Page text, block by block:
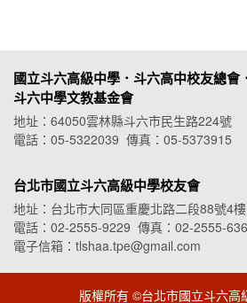
國立斗六高級中學．斗六高中校友總會
斗六中學文教基金會
地址：64050雲林縣斗六市民生路224號
電話：05-5322039 傳真：05-5373915
台北市國立斗六高級中學校友會
地址：台北市大同區重慶北路二段88號4
電話：02-2555-9229 傳真：02-2555-
電子信箱：tlshaa.tpe@gmail.com
版權所有 ©台北市國立斗六高